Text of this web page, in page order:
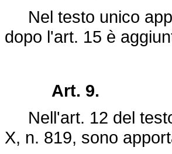
Nel testo unico
dopo l'art. 15 è
Art. 9.
Nell'art. 12 del
X, n. 819, sono